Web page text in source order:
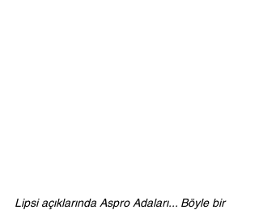
Lipsi açıklarında Aspro Adaları... Böyle bir